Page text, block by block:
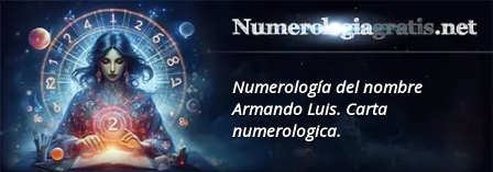
Numerología del nombre
Armando Luis. Carta
numerologica.